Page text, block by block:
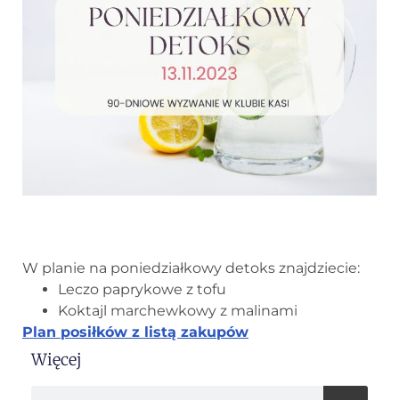
W planie na poniedziałkowy detoks znajdziecie:
Leczo paprykowe z tofu
Koktajl marchewkowy z malinami
Plan posiłków z listą zakupów
Więcej